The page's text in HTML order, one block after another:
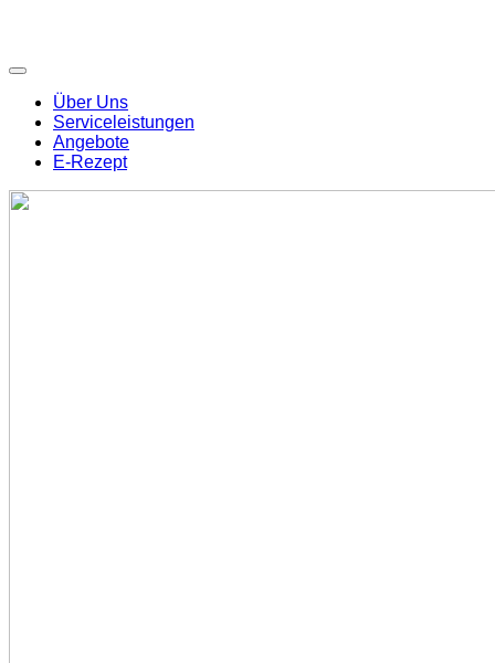
Über Uns
Serviceleistungen
Angebote
E-Rezept